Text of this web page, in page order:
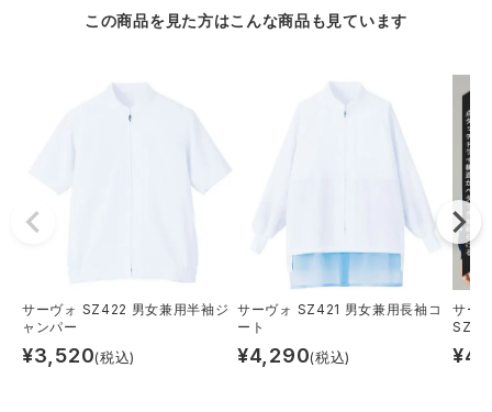
この商品を見た方はこんな商品も見ています
サーヴォ SZ422 男女兼用半袖ジ
ャンパー
¥3,520(税込)
サーヴォ SZ421 男女兼用長袖コ
ート
¥4,290(税込)
サー
¥